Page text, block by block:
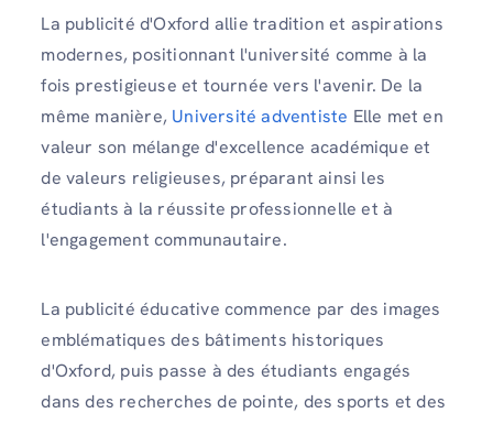
La publicité d'Oxford allie tradition et aspirations
modernes, positionnant l'université comme à la
fois prestigieuse et tournée vers l'avenir. De la
même manière, Université adventiste Elle met en
valeur son mélange d'excellence académique et
de valeurs religieuses, préparant ainsi les
étudiants à la réussite professionnelle et à
l'engagement communautaire.
La publicité éducative commence par des images
emblématiques des bâtiments historiques
d'Oxford, puis passe à des étudiants engagés
dans des recherches de pointe, des sports et des